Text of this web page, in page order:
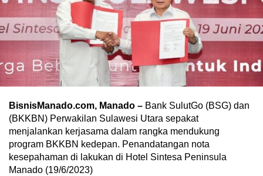
BisnisManado.com, Manado – Bank SulutGo (BSG) dan
(BKKBN) Perwakilan Sulawesi Utara sepakat
menjalankan kerjasama dalam rangka mendukung
program BKKBN kedepan. Penandatangan nota
kesepahaman di lakukan di Hotel Sintesa Peninsula
Manado (19/6/2023)